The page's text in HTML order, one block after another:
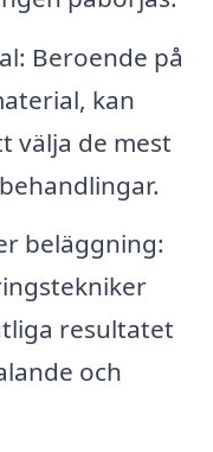
Beroende på
kan
välja de mest
beläggning:
resultatet
och